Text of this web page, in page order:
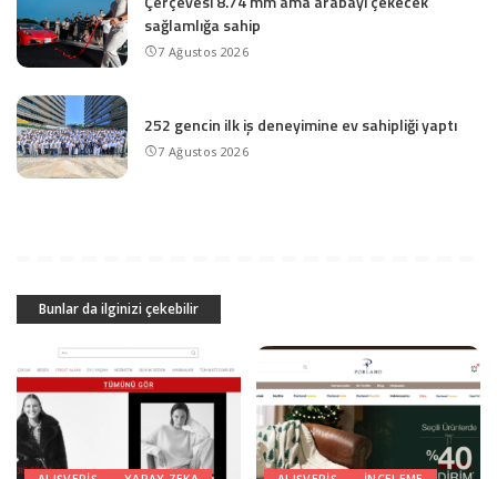
sağlamlığa sahip
7 Ağustos 2026
252 gencin ilk iş deneyimine ev sahipliği yaptı
7 Ağustos 2026
Bunlar da ilginizi çekebilir